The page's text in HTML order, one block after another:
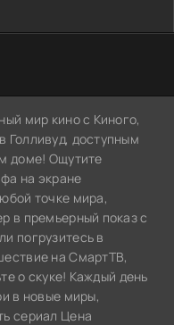
мир кино с Киного,
доступным
доме! Ощутите
на экране
точке мира,
в премьерный показ с
погрузитесь в
на СмартТВ,
о скуке! Каждый день
в новые миры,
сериал Цена